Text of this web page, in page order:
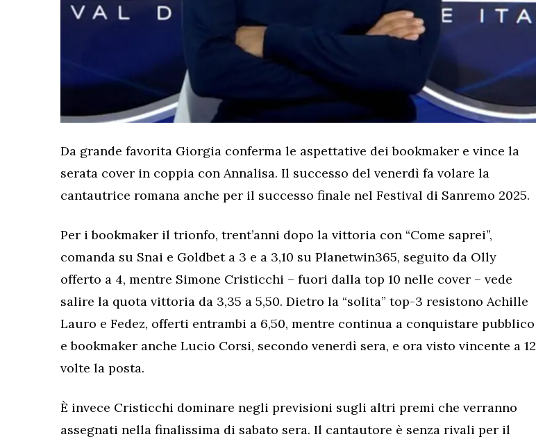
Da grande favorita Giorgia conferma le aspettative dei bookmaker e vince la
serata cover in coppia con Annalisa. Il successo del venerdì fa volare la
cantautrice romana anche per il successo finale nel Festival di Sanremo 2025.
Per i bookmaker il trionfo, trent’anni dopo la vittoria con “Come saprei”,
comanda su Snai e Goldbet a 3 e a 3,10 su Planetwin365, seguito da Olly
offerto a 4, mentre Simone Cristicchi – fuori dalla top 10 nelle cover – vede
salire la quota vittoria da 3,35 a 5,50. Dietro la “solita” top-3 resistono Achille
Lauro e Fedez, offerti entrambi a 6,50, mentre continua a conquistare pubblico
e bookmaker anche Lucio Corsi, secondo venerdì sera, e ora visto vincente a 12
volte la posta.
È invece Cristicchi dominare negli previsioni sugli altri premi che verranno
assegnati nella finalissima di sabato sera. Il cantautore è senza rivali per il